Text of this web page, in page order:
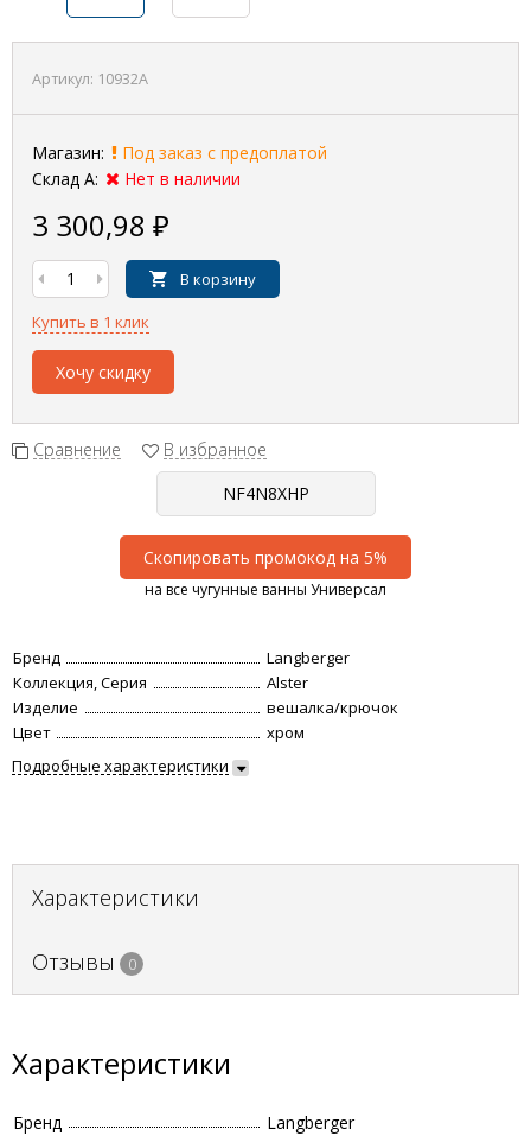
Артикул: 10932A
Магазин:
Под заказ с предоплатой
Склад А:
Нет в наличии
3 300,98 ₽
В корзину
Купить в 1 клик
Хочу скидку
Сравнение В избранное
Скопировать промокод на 5%
на все чугунные ванны Универсал
Бренд
Langberger
Коллекция, Серия
Alster
Изделие
вешалка/крючок
Цвет
хром
Подробные характеристики
Характеристики
Отзывы 0
Характеристики
Бренд
Langberger